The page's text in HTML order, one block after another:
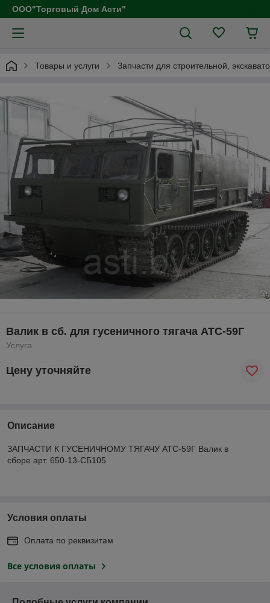
ООО"Торговый Дом Асти"
Товары и услуги Запчасти для строительной,
Валик в сб. для гусеничного тягача АТС-59Г
Услуга
Цену уточняйте
Описание
ЗАПЧАСТИ К ГУСЕНИЧНОМУ ТЯГАЧУ АТС-59Г Валик в
сборе арт. 650-13-СБ105
Условия оплаты
Оплата по реквизитам
Все условия оплаты